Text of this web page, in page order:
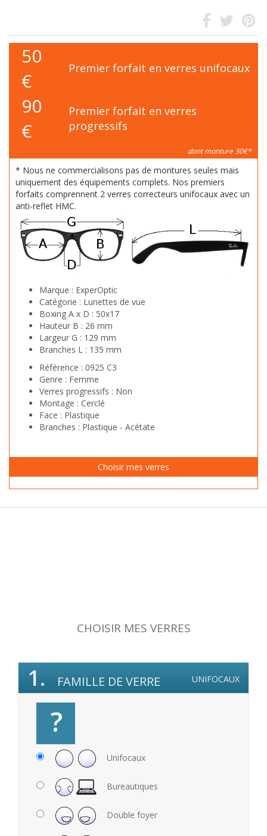
50
€
Premier forfait en verres unifocaux
90
€
Premier forfait en verres
progressifs
dont monture 30€*
* Nous ne commercialisons pas de montures seules mais
uniquement des équipements complets. Nos premiers
forfaits comprennent 2 verres correcteurs unifocaux avec un
anti-reflet HMC.
Marque : ExperOptic
Catégorie : Lunettes de vue
Boxing A x D : 50x17
Hauteur B : 26 mm
Largeur G : 129 mm
Branches L : 135 mm
Référence : 0925 C3
Genre : Femme
Verres progressifs : Non
Montage : Cerclé
Face : Plastique
Branches : Plastique - Acétate
CHOISIR MES VERRES
UNIFOCAUX
1. FAMILLE DE VERRE
?
Unifocaux
Bureautiques
Double foyer